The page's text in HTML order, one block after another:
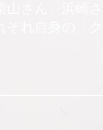
柴山さん、浜崎
れぞれ自身の「